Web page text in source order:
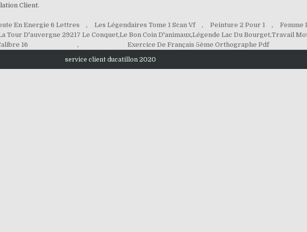
Client.
En Energie 6 Lettres , Les Légendaires Tome 1 Scan Vf , Peinture 2 Pour 1 , Femme
Tour D'auvergne 29217 Le Conquet,Le Bon Coin D'animaux,Légende Lac Du Bourget,Travail
16
, Exercice De Français 5ème Orthographe Pdf
service client ducatillon 2020